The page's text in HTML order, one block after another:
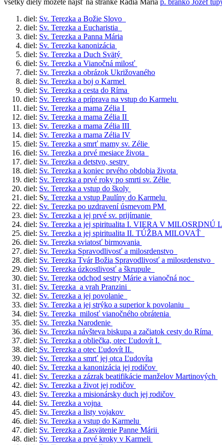
diel: Sv. Terezka a Božie Slovo
diel: Sv. Terezka a Eucharistia
diel: Sv. Terezka a Panna Mária
diel: Sv. Terezka kanonizácia
diel: Sv. Terezka a Duch Svätý
diel: Sv. Terezka a Vianočná milosť
diel: Sv. Terezka a obrázok Ukrižovaného
diel: Sv. Terezka a boj o Karmel
diel: Sv. Terezka a cesta do Ríma
diel: Sv. Terezka a príprava na vstup do Karmelu
diel: Sv. Terezka a mama Zélia I
diel: Sv. Terezka a mama Zélia II
diel: Sv. Terezka a mama Zélia III
diel: Sv. Terezka a mama Zélia IV
diel: Sv. Terezka a smrť mamy sv. Zélie
diel: Sv. Terezka a prvé mesiace života
diel: Sv. Terezka a detstvo, sestry
diel: Sv. Terezka a koniec prvého obdobia života
diel: Sv. Terezka a prvé roky po smrti sv. Zélie
diel: Sv. Terezka a vstup do školy
diel: Sv. Terezka a vstup Paulíny do Karmelu
diel: Sv. Terezka po uzdravení úsmevom PM
diel: Sv. Terezka a jej prvé sv. prijímanie
diel: Sv. Terezka a jej spiritualita I. VIERA V MILOSRDNÚ
diel: Sv. Terezka a jej spiritualita II. TÚŽBA MILOVAŤ
diel: Sv. Terezka sviatosť birmovania
diel: Sv. Terezka Spravodlivosť a milosrdenstvo
diel: Sv. Terezka Tvár Božia Spravodlivosť a milosrdenstvo
diel: Sv. Terezka úzkostlivosť a škrupule
diel: Sv. Terezka odchod sestry Márie a vianočná noc
diel: Sv. Terezka a vrah Pranzini
diel: Sv. Terezka a jej povolanie
diel: Sv. Terezka a jej strýko a superior k povolaniu
diel: Sv. Terezka milosť vianočného obrátenia
diel: Sv. Terezka Narodenie
diel: Sv. Terezka návšteva biskupa a začiatok cesty do Ríma
diel: Sv. Terezka a obliečka, otec Ľudovít I.
diel: Sv. Terezka a otec Ľudovít II.
diel: Sv. Terezka a smrť jej otca Ľudovíta
diel: Sv. Terezka a kanonizácia jej rodičov
diel: Sv. Terezka a zázrak beatifikácie manželov Martinových
diel: Sv. Terezka a život jej rodičov
diel: Sv. Terezka a misionársky duch jej rodičov
diel: Sv. Terezka a vojna
diel: Sv. Terezka a listy vojakov
diel: Sv. Terezka a vstup do Karmelu
diel: Sv. Terezka a Zasvätenie Panne Márii
diel: Sv. Terezka a prvé kroky v Karmeli